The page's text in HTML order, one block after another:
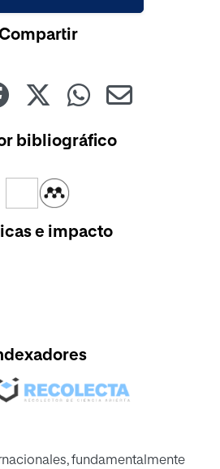
bibliográfico
e impacto
fundamentalmente